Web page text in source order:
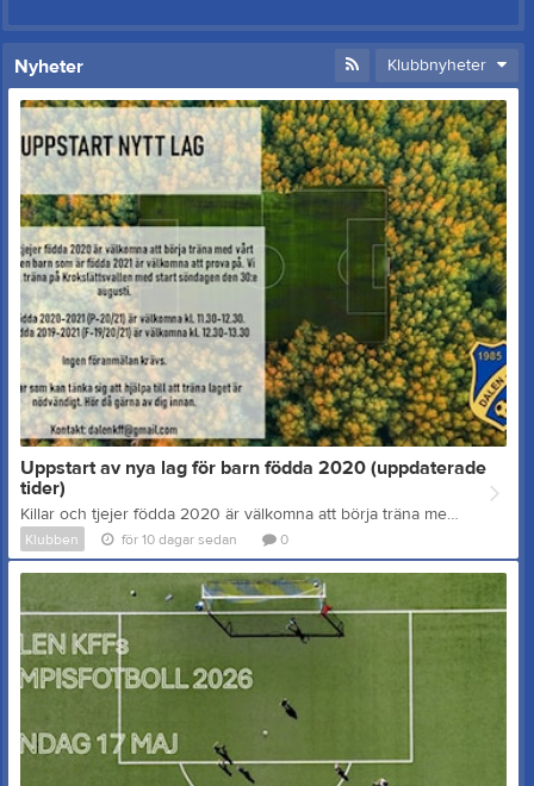
Nyheter Klubbnyheter
Uppstart av nya lag för barn födda 2020 (uppdaterade
tider)
Killar och tjejer födda 2020 är välkomna att börja träna med vårt nya lag. Även barn som är födda 2021 är välkomna att prova på. Vi kommer att träna på Krokslättsvallen med start söndagen den 30:e augusti. Pojkar födda 2020-2021 (P-20/21) är välkomna kl. 11.30-12.30. Flickor födda 2019-2021 (F-19/20/21) är välkomna kl. 12.30-13.30 Ingen föranmälan krävs. Föräldrar som kan tänka sig att hjälpa till att träna laget är nödvändigt. Hör då gärna av dig innan. Kontakt: dalenkff@gmail.com Hjälp oss gärna att sprida ryktet genom att skriva ut och sätta upp bifogad flyer runt om i Krokslätt/Toltorpsdalen! Ni hittar flyern HÄR (I mappen: Nytt_lag_2026)
Klubben för 10 dagar sedan 0